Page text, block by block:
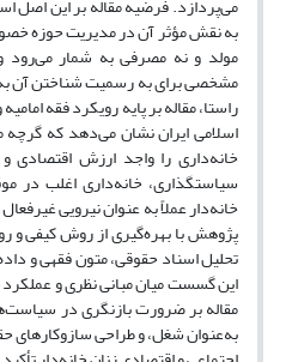
می‌پردازد. فرضیه مقاله بر این اصل
به نقش مؤثر آن در مدیریت حوزه
مولد و نه مصرفی به شمار می‌رود
مشخصی برای به رسمیت شناختن آن
راستا، مقاله بر پایه رویکرد فقه
اسلامی ایران نشان می‌دهد که گرچه
خانه‌داری را واجد ارزش اقتصادی
سیاستگذاری، خانه‌داری اغلب در
خانه‌دار عملاً به‌ عنوان نیرویی
پژوهش با بهره‌گیری از روش کیفی و
تحلیل اسناد حقوقی، متون فقهی و
این گسست میان مبانی نظری و
مقاله بر ضرورت بازنگری در
به‌عنوان شغل، و طراحی سازوکارهای